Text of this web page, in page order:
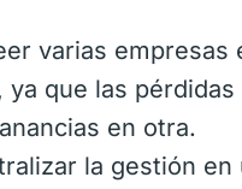
varias
que las
en otra.
la gestión